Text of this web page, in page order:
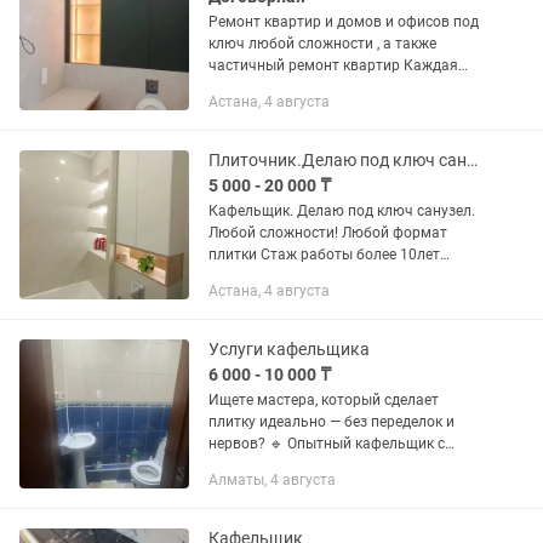
Ремонт квартир и домов и офисов под
ключ любой сложности , а также
частичный ремонт квартир Каждая
берем аvans , клиент оплачивает
Астана, 4 августа
Плиточник.Делаю под ключ санузел
5 000 - 20 000 ₸
Кафельщик. Делаю под ключ санузел.
Любой сложности! Любой формат
плитки Стаж работы более 10лет
по гарантии Я сам мастер Инстаграм:
Астана, 4 августа
Услуги кафельщика
6 000 - 10 000 ₸
Ищете мастера, который сделает
плитку идеально — без переделок и
нервов? 🔹 Опытный кафельщик с
сложности: ванна, кухня, полы, фасады
Алматы, 4 августа
Кафельщик